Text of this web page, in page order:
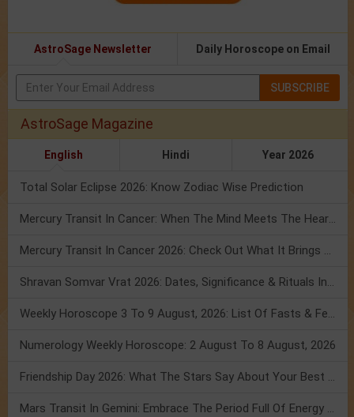
AstroSage Newsletter Daily Horoscope on Email
SUBSCRIBE
AstroSage Magazine
English Hindi Year 2026
Total Solar Eclipse 2026: Know Zodiac Wise Prediction
Mercury Transit In Cancer: When The Mind Meets The Heart!
Mercury Transit In Cancer 2026: Check Out What It Brings For You
Shravan Somvar Vrat 2026: Dates, Significance & Rituals In August
Weekly Horoscope 3 To 9 August, 2026: List Of Fasts & Festivals
Numerology Weekly Horoscope: 2 August To 8 August, 2026
Friendship Day 2026: What The Stars Say About Your Best Friend!
Mars Transit In Gemini: Embrace The Period Full Of Energy & Intelligence